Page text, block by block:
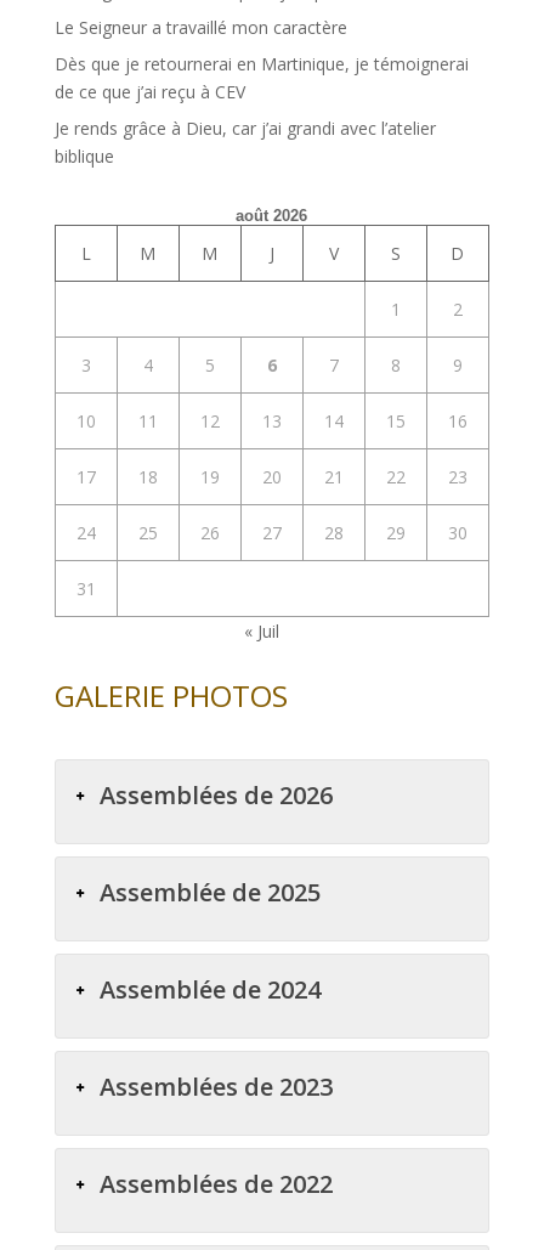
Le Seigneur a travaillé mon caractère
Dès que je retournerai en Martinique, je témoignerai
de ce que j’ai reçu à CEV
Je rends grâce à Dieu, car j’ai grandi avec l’atelier
biblique
août 2026
L M M J V S D
1 2
3 4 5 6 7 8 9
10 11 12 13 14 15 16
17 18 19 20 21 22 23
24 25 26 27 28 29 30
31
« Juil
GALERIE PHOTOS
Assemblées de 2026
Assemblée de 2025
Assemblée de 2024
Assemblées de 2023
Assemblées de 2022